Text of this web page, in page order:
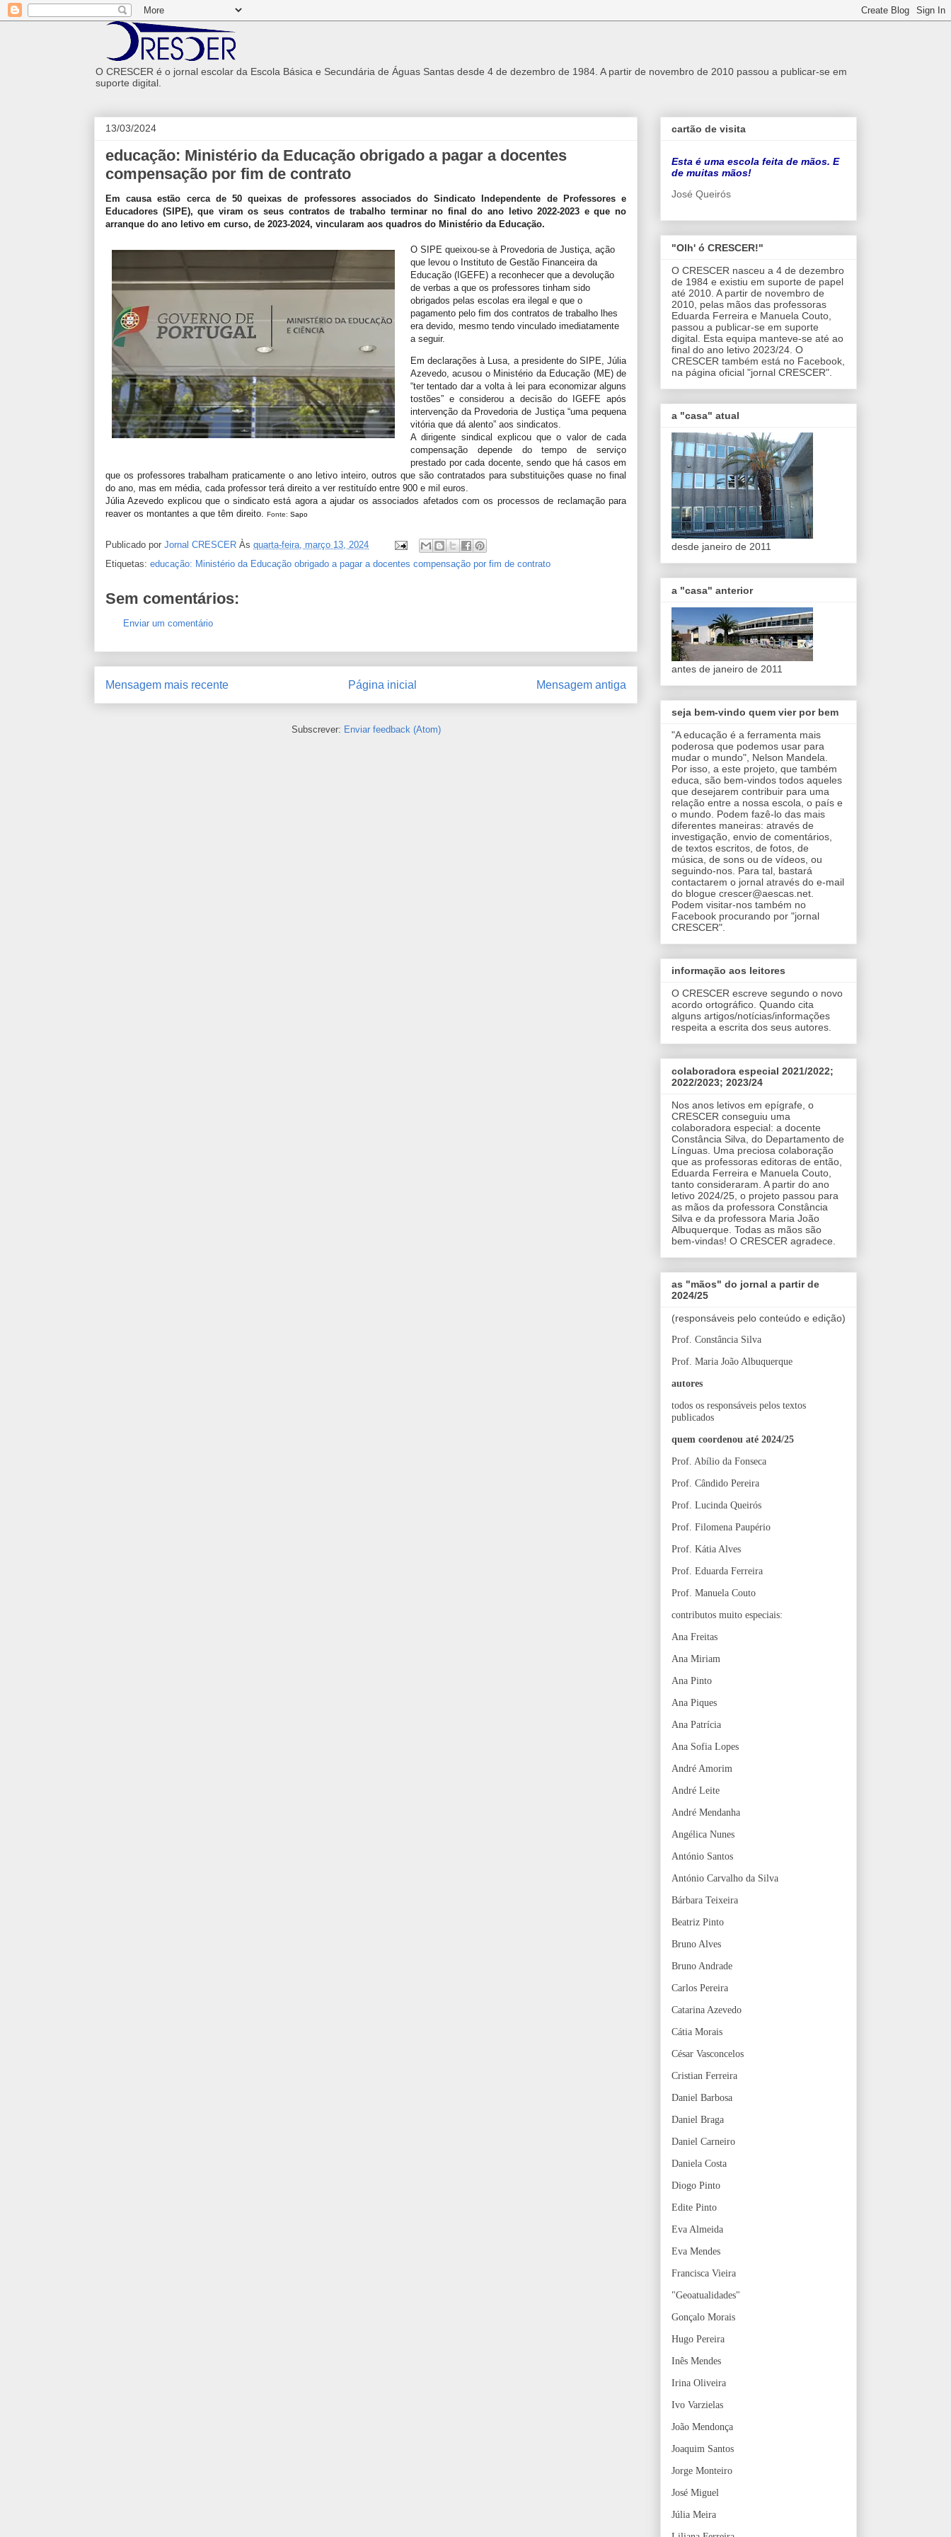
O CRESCER é o jornal escolar da Escola Básica e Secundária de Águas Santas desde 4 de dezembro de 1984. A partir de novembro de 2010 passou a publicar-se em
suporte digital.
13/03/2024
educação: Ministério da Educação obrigado a pagar a docentes
compensação por fim de contrato
Em causa estão cerca de 50 queixas de professores associados do Sindicato Independente de Professores e
Educadores (SIPE), que viram os seus contratos de trabalho terminar no final do ano letivo 2022-2023 e que no
arranque do ano letivo em curso, de 2023-2024, vincularam aos quadros do Ministério da Educação.
O SIPE queixou-se à Provedoria de Justiça, ação
que levou o Instituto de Gestão Financeira da
Educação (IGEFE) a reconhecer que a devolução
de verbas a que os professores tinham sido
obrigados pelas escolas era ilegal e que o
pagamento pelo fim dos contratos de trabalho lhes
era devido, mesmo tendo vinculado imediatamente
a seguir.
Em declarações à Lusa, a presidente do SIPE, Júlia
Azevedo, acusou o Ministério da Educação (ME) de
“ter tentado dar a volta à lei para economizar alguns
tostões” e considerou a decisão do IGEFE após
intervenção da Provedoria de Justiça “uma pequena
vitória que dá alento” aos sindicatos.
A dirigente sindical explicou que o valor de cada
compensação depende do tempo de serviço
prestado por cada docente, sendo que há casos em
que os professores trabalham praticamente o ano letivo inteiro, outros que são contratados para substituições quase no final
do ano, mas em média, cada professor terá direito a ver restituído entre 900 e mil euros.
Júlia Azevedo explicou que o sindicato está agora a ajudar os associados afetados com os processos de reclamação para
reaver os montantes a que têm direito. Fonte: Sapo
Publicado por Jornal CRESCER Às quarta-feira, março 13, 2024
Etiquetas: educação: Ministério da Educação obrigado a pagar a docentes compensação por fim de contrato
Sem comentários:
Enviar um comentário
Mensagem mais recente Mensagem antiga
Página inicial
Subscrever: Enviar feedback (Atom)
cartão de visita
Esta é uma escola feita de mãos. E
de muitas mãos!
José Queirós
"Olh' ó CRESCER!"
O CRESCER nasceu a 4 de dezembro
de 1984 e existiu em suporte de papel
até 2010. A partir de novembro de
2010, pelas mãos das professoras
Eduarda Ferreira e Manuela Couto,
passou a publicar-se em suporte
digital. Esta equipa manteve-se até ao
final do ano letivo 2023/24. O
CRESCER também está no Facebook,
na página oficial "jornal CRESCER".
a "casa" atual
desde janeiro de 2011
a "casa" anterior
antes de janeiro de 2011
seja bem-vindo quem vier por bem
"A educação é a ferramenta mais
poderosa que podemos usar para
mudar o mundo", Nelson Mandela.
Por isso, a este projeto, que também
educa, são bem-vindos todos aqueles
que desejarem contribuir para uma
relação entre a nossa escola, o país e
o mundo. Podem fazê-lo das mais
diferentes maneiras: através de
investigação, envio de comentários,
de textos escritos, de fotos, de
música, de sons ou de vídeos, ou
seguindo-nos. Para tal, bastará
contactarem o jornal através do e-mail
do blogue crescer@aescas.net.
Podem visitar-nos também no
Facebook procurando por "jornal
CRESCER".
informação aos leitores
O CRESCER escreve segundo o novo
acordo ortográfico. Quando cita
alguns artigos/notícias/informações
respeita a escrita dos seus autores.
colaboradora especial 2021/2022;
2022/2023; 2023/24
Nos anos letivos em epígrafe, o
CRESCER conseguiu uma
colaboradora especial: a docente
Constância Silva, do Departamento de
Línguas. Uma preciosa colaboração
que as professoras editoras de então,
Eduarda Ferreira e Manuela Couto,
tanto consideraram. A partir do ano
letivo 2024/25, o projeto passou para
as mãos da professora Constância
Silva e da professora Maria João
Albuquerque. Todas as mãos são
bem-vindas! O CRESCER agradece.
as "mãos" do jornal a partir de
2024/25
(responsáveis pelo conteúdo e edição)
Prof. Constância Silva
Prof. Maria João Albuquerque
autores
todos os responsáveis pelos textos
publicados
quem coordenou até 2024/25
Prof. Abílio da Fonseca
Prof. Cândido Pereira
Prof. Lucinda Queirós
Prof. Filomena Paupério
Prof. Kátia Alves
Prof. Eduarda Ferreira
Prof. Manuela Couto
contributos muito especiais:
Ana Freitas
Ana Miriam
Ana Pinto
Ana Piques
Ana Patrícia
Ana Sofia Lopes
André Amorim
André Leite
André Mendanha
Angélica Nunes
António Santos
António Carvalho da Silva
Bárbara Teixeira
Beatriz Pinto
Bruno Alves
Bruno Andrade
Carlos Pereira
Catarina Azevedo
Cátia Morais
César Vasconcelos
Cristian Ferreira
Daniel Barbosa
Daniel Braga
Daniel Carneiro
Daniela Costa
Diogo Pinto
Edite Pinto
Eva Almeida
Eva Mendes
Francisca Vieira
"Geoatualidades"
Gonçalo Morais
Hugo Pereira
Inês Mendes
Irina Oliveira
Ivo Varzielas
João Mendonça
Joaquim Santos
Jorge Monteiro
José Miguel
Júlia Meira